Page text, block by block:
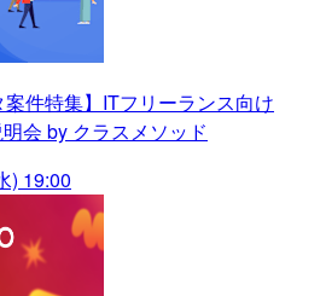
案件特集】ITフリーランス向け
会 by クラスメソッド
) 19:00